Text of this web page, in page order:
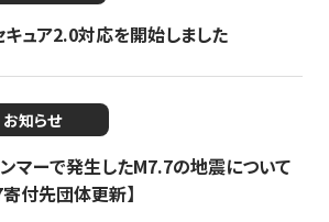
ュア2.0対応を開始しました
お知らせ
ンマーで発生したM7.7の地震について
付先団体更新】